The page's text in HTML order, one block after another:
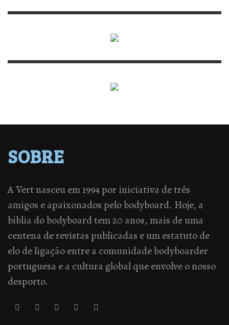
SOBRE
A Vert nasceu em 1994 por iniciativa de três
amigos e apaixonados pelo bodyboard. Hoje, a
bíblia do bodyboard tem 20 anos, mais de uma
centena de revistas publicadas e um estatuto de
elo de ligação entre a comunidade bodyboarder
portuguesa e a cultura global que envolve o nosso
desporto.